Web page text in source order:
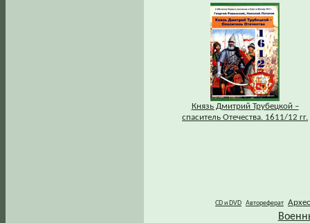
Князь Дмитрий Трубецкой –
спаситель Отечества. 1611/12 гг.
CD и DVD Автореферат